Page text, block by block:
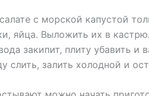
с морской капустой
яйца. Выложить их в
закипит, плиту убавить
слить, залить холодной и